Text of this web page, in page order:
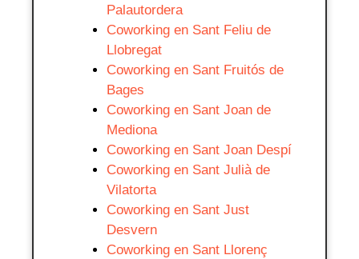
Palautordera
Coworking en Sant Feliu de
Llobregat
Coworking en Sant Fruitós de
Bages
Coworking en Sant Joan de
Mediona
Coworking en Sant Joan Despí
Coworking en Sant Julià de
Vilatorta
Coworking en Sant Just
Desvern
Coworking en Sant Llorenç